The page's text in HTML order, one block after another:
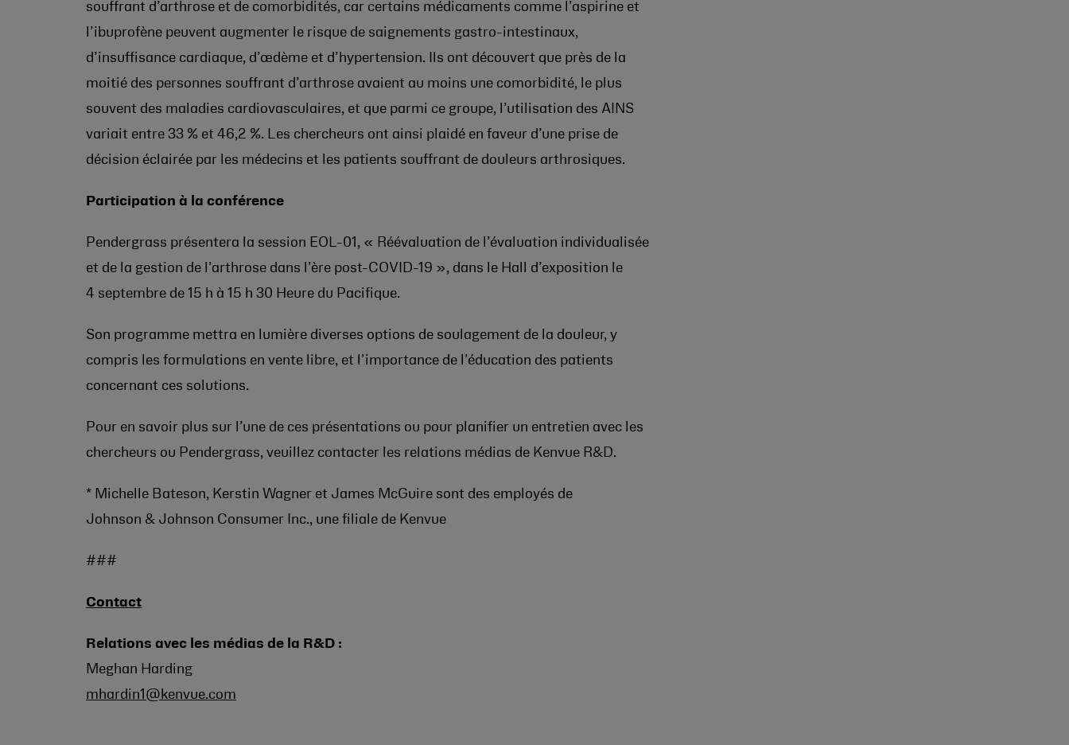
souffrant d’arthrose et de comorbidités, car certains médicaments comme l’aspirine et
l’ibuprofène peuvent augmenter le risque de saignements gastro-intestinaux,
d’insuffisance cardiaque, d’œdème et d’hypertension. Ils ont découvert que près de la
moitié des personnes souffrant d’arthrose avaient au moins une comorbidité, le plus
souvent des maladies cardiovasculaires, et que parmi ce groupe, l’utilisation des AINS
variait entre 33 % et 46,2 %.
Les chercheurs ont ainsi plaidé en faveur d’une prise de
décision éclairée par les médecins et les patients souffrant de douleurs arthrosiques.
Participation à la conférence
Pendergrass présentera la session EOL-01, « Réévaluation de l’évaluation individualisée
et de la gestion de l’arthrose dans l’ère post-COVID-19 », dans le Hall d’exposition le
4 septembre de 15 h à 15 h 30 Heure du Pacifique.
Son programme mettra en lumière diverses options de soulagement de la douleur, y
compris les formulations en vente libre, et l’importance de l’éducation des patients
concernant ces solutions.
Pour en savoir plus sur l’une de ces présentations ou pour planifier un entretien avec les
chercheurs ou Pendergrass, veuillez contacter les relations médias de Kenvue R&D.
* Michelle Bateson, Kerstin Wagner et James McGuire sont des employés de
Johnson & Johnson Consumer Inc., une filiale de Kenvue
###
Contact
Relations avec les médias de la R&D :
Meghan Harding
mhardin1@kenvue.com